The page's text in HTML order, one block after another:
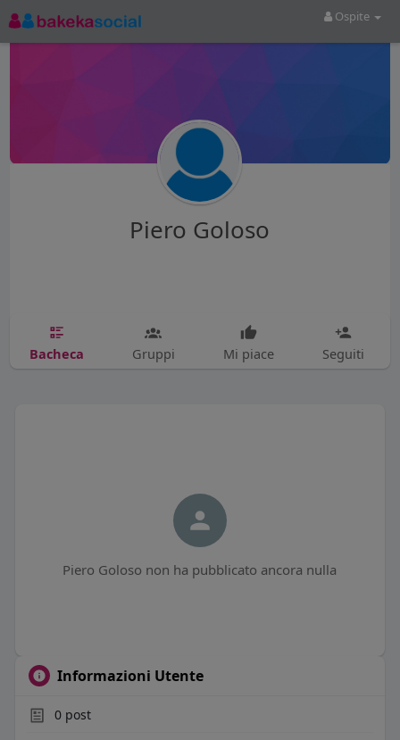
Ospite
Piero Goloso
Bacheca Gruppi Mi piace Seguiti
Piero Goloso non ha pubblicato ancora nulla
Informazioni Utente
0post